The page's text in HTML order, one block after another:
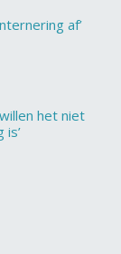
af’
het niet